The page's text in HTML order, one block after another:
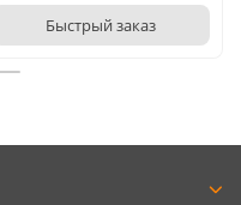
Быстрый заказ